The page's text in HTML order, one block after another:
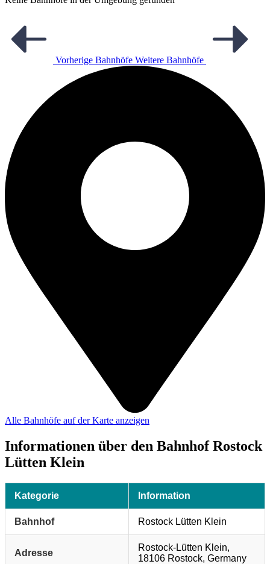
Vorherige Bahnhöfe Weitere Bahnhöfe
Alle Bahnhöfe auf der Karte anzeigen
Informationen über den Bahnhof Rostock
Lütten Klein
Kategorie Information
Bahnhof Rostock Lütten Klein
Adresse
Rostock-Lütten Klein,
18106 Rostock, Germany